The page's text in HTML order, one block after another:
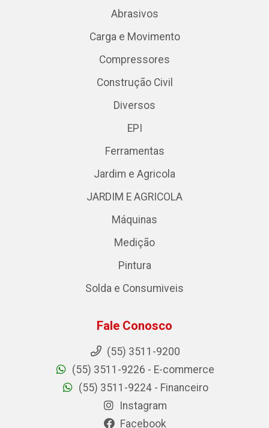
Abrasivos
Carga e Movimento
Compressores
Construção Civil
Diversos
EPI
Ferramentas
Jardim e Agricola
JARDIM E AGRICOLA
Máquinas
Medição
Pintura
Solda e Consumiveis
Fale Conosco
(55) 3511-9200
(55) 3511-9226 - E-commerce
(55) 3511-9224 - Financeiro
Instagram
Facebook